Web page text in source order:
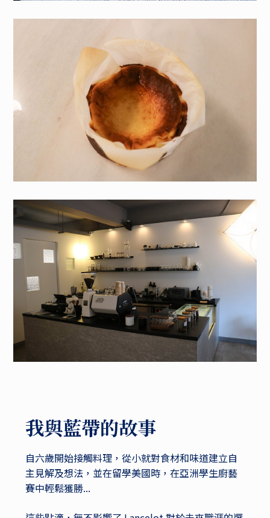
我與藍帶的故事
自六歲開始接觸料理，從小就對食材和味道建立自
主見解及想法，並在留學美國時，在亞洲學生廚藝
賽中輕鬆獲勝...